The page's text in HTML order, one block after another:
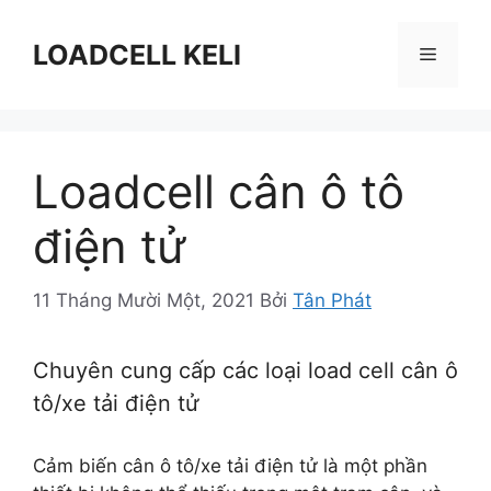
LOADCELL KELI Menu
Loadcell cân ô tô
điện tử
11 Tháng Mười Một, 2021 Bởi Tân Phát
Chuyên cung cấp các loại load cell cân ô
tô/xe tải điện tử
Cảm biến cân ô tô/xe tải điện tử là một phần